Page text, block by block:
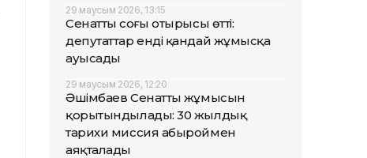
29 маусым 2026, 13:15
Сенаттың соңғы отырысы өтті:
депутаттар енді қандай жұмысқа
ауысады
29 маусым 2026, 12:20
Әшімбаев Сенаттың жұмысын
қорытындылады: 30 жылдық
тарихи миссия абыроймен
аяқталады